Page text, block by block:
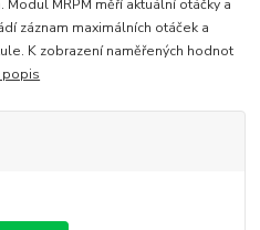
MRPM měří aktuální otáčky a
záznam maximálních otáček a
K zobrazení naměřených hodnot
popis